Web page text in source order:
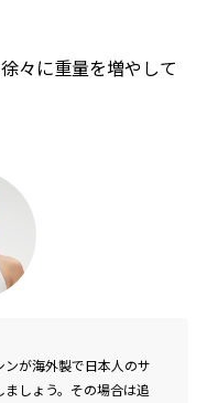
々に重量を増やして
が海外製で日本人のサ
しょう。その場合は追